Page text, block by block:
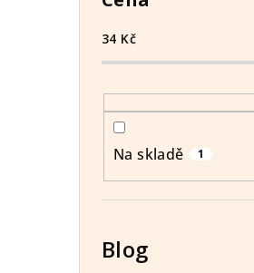
34 Kč
Na skladě 1
Blog